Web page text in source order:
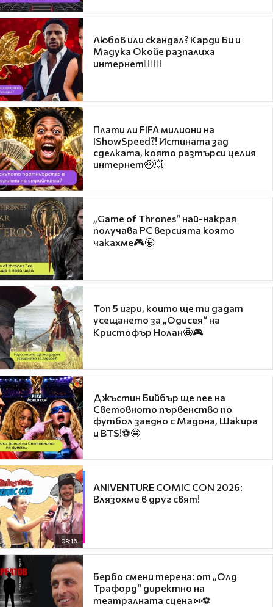
Любов или скандал? Карди Би и
Мадука Окойе разпалиха
интернет❤️‍🔥🔥
Плати ли FIFA милиони на
IShowSpeed?! Истината зад
сделката, която разтърси целия
интернет🤑💥
„Game of Thrones“ най-накрая
получава PC версията която
чакахме🎮🤩
Топ 5 игри, които ще ти дадат
усещането за „Одисея“ на
Кристофър Нолан🤩🎮
Джъстин Бийбър ще пее на
Световното първенство по
футбол заедно с Мадона, Шакира
и BTS!⚽🤩
08:16
ANIVENTURE COMIC CON 2026:
Влязохме в друг свят!
Бербо смени терена: от „Олд
Трафорд“ директно на
театралната сцена👀⚽